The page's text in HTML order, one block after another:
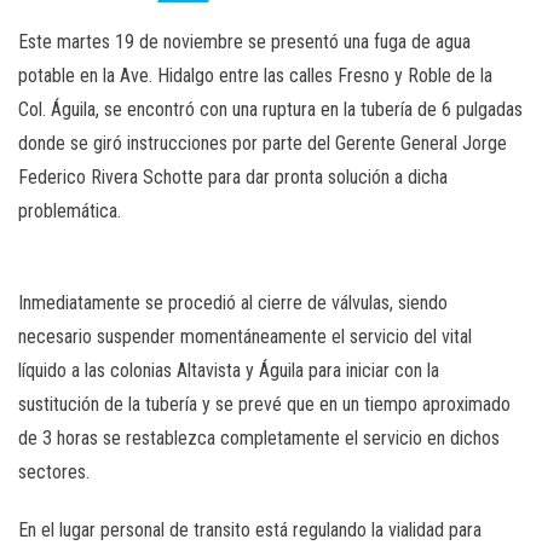
Este martes 19 de noviembre se presentó una fuga de agua
potable en la Ave. Hidalgo entre las calles Fresno y Roble de la
Col. Águila, se encontró con una ruptura en la tubería de 6 pulgadas
donde se giró instrucciones por parte del Gerente General Jorge
Federico Rivera Schotte para dar pronta solución a dicha
problemática.
Inmediatamente se procedió al cierre de válvulas, siendo
necesario suspender momentáneamente el servicio del vital
líquido a las colonias Altavista y Águila para iniciar con la
sustitución de la tubería y se prevé que en un tiempo aproximado
de 3 horas se restablezca completamente el servicio en dichos
sectores.
En el lugar personal de transito está regulando la vialidad para